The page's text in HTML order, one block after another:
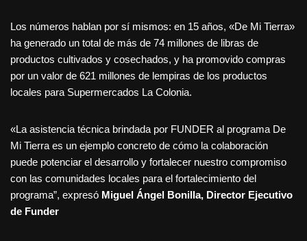
Los números hablan por sí mismos: en 15 años, «De Mi Tierra»
ha generado un total de más de 74 millones de libras de
productos cultivados y cosechados, y ha promovido compras
por un valor de 621 millones de lempiras de los productos
locales para Supermercados La Colonia.
«La asistencia técnica brindada por FUNDER al programa De
Mi Tierra es un ejemplo concreto de cómo la colaboración
puede potenciar el desarrollo y fortalecer nuestro compromiso
con las comunidades locales para el fortalecimiento del
programa”, expresó Miguel Ángel Bonilla, Director Ejecutivo
de Funder